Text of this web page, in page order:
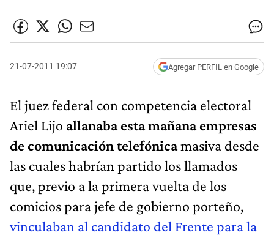
21-07-2011 19:07 Agregar PERFIL en Google
El juez federal con competencia electoral
Ariel Lijo allanaba esta mañana empresas
de comunicación telefónicamasiva desde
las cuales habrían partido los llamados
que, previo a la primera vuelta de los
comicios para jefe de gobierno porteño,
vinculaban al candidato del Frente para la